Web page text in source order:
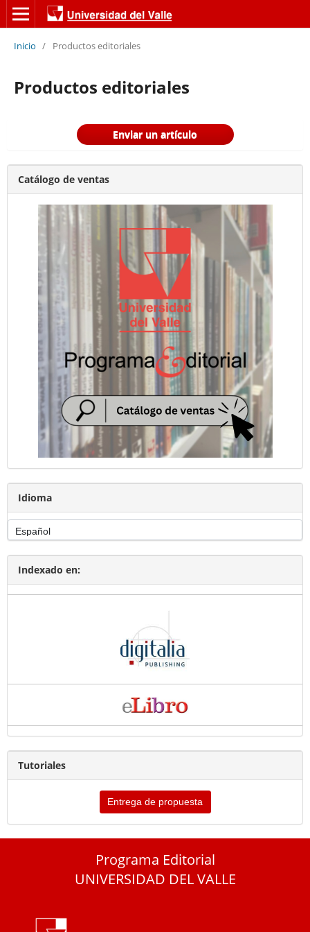
Inicio / Productos editoriales
Productos editoriales
Enviar un artículo
Catálogo de ventas
Idioma
Indexado en:
Tutoriales
Entrega de propuesta
Programa Editorial
UNIVERSIDAD DEL VALLE